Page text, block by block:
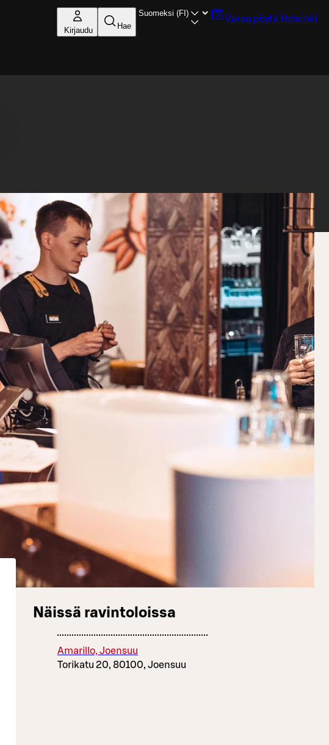
Kirjaudu Hae
Varaa pöytä Helsinki
Näissä ravintoloissa
Amarillo, Joensuu
Torikatu 20, 80100, Joensuu